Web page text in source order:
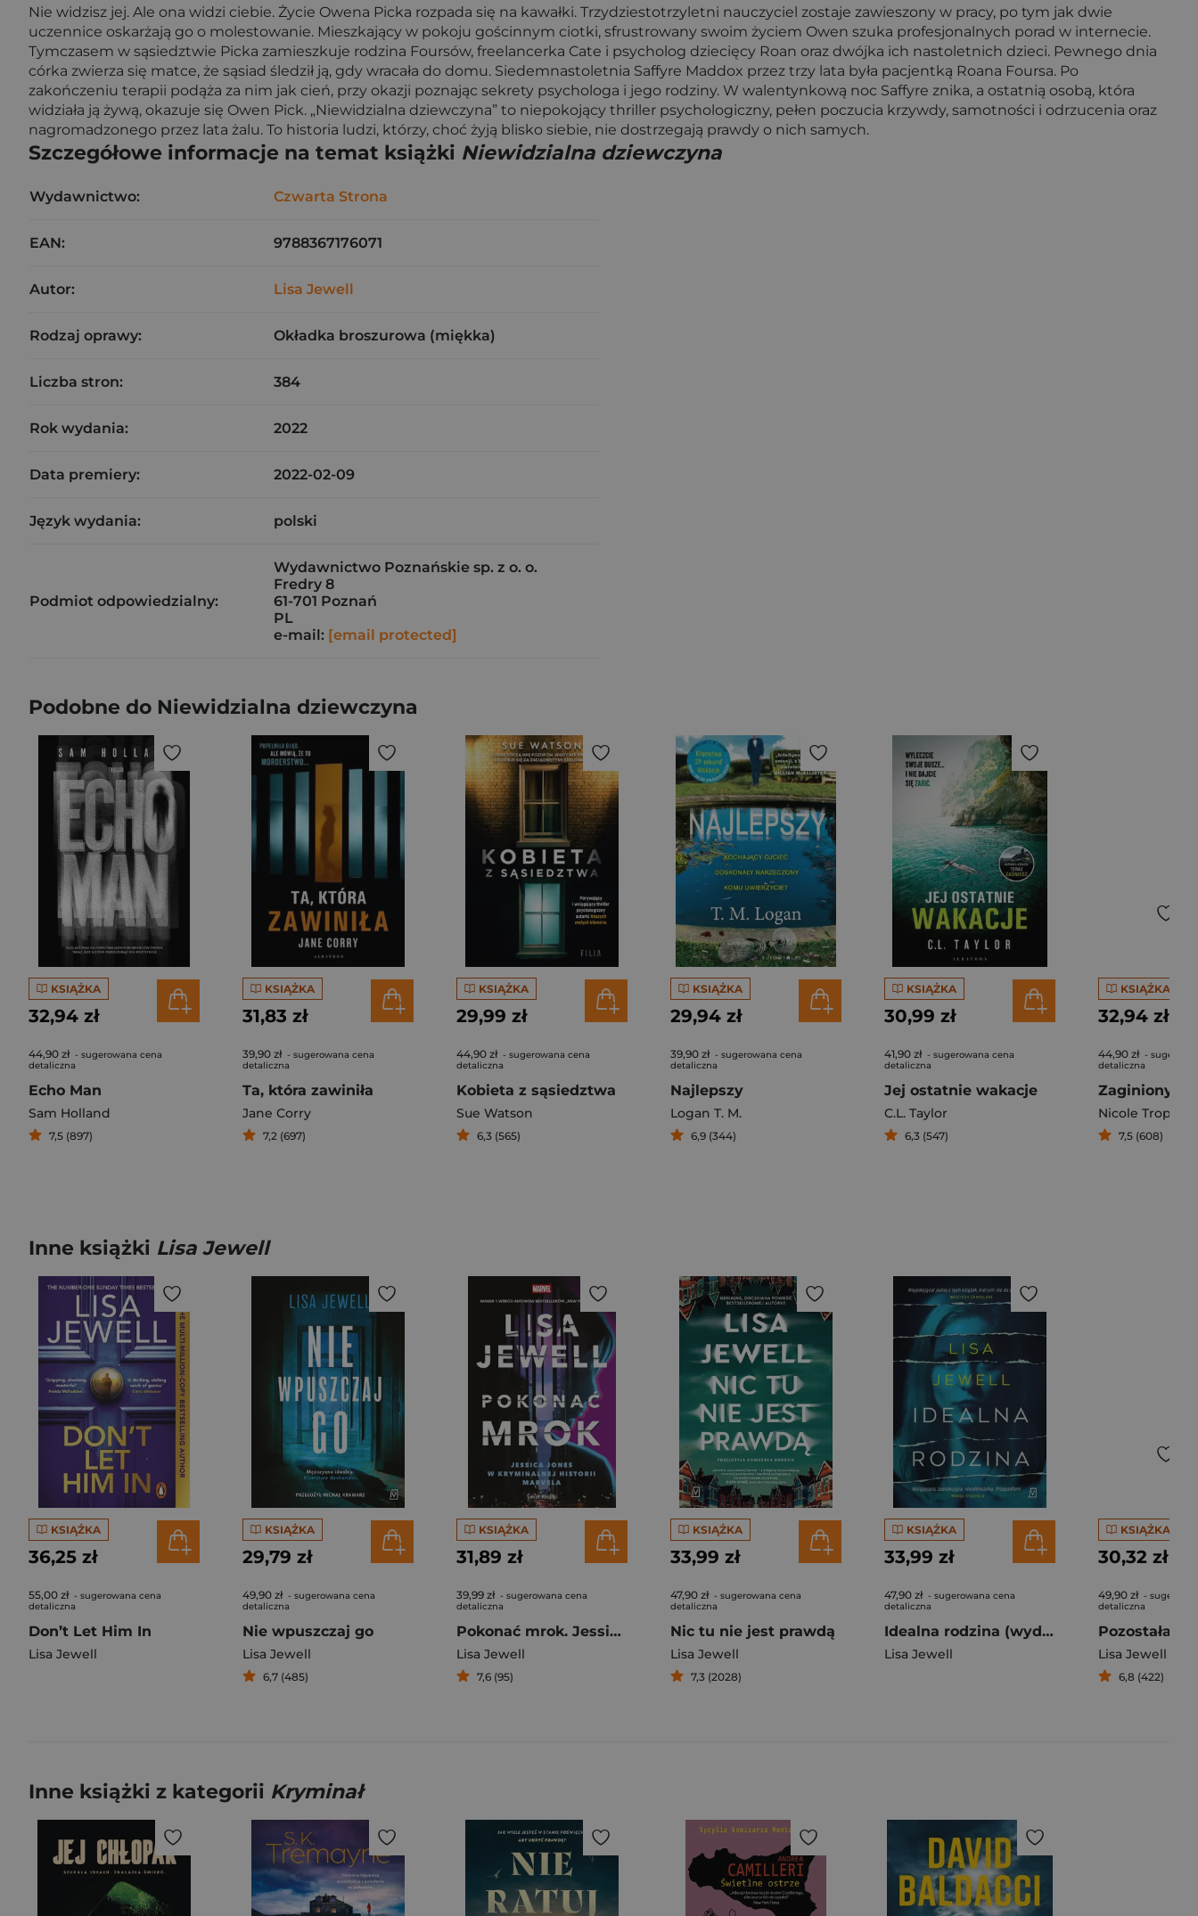
Nie widzisz jej. Ale ona widzi ciebie. Życie Owena Picka rozpada się na kawałki. Trzydziestotrzyletni nauczyciel zostaje zawieszony w pracy, po tym jak dwie
uczennice oskarżają go o molestowanie. Mieszkający w pokoju gościnnym ciotki, sfrustrowany swoim życiem Owen szuka profesjonalnych porad w internecie.
Tymczasem w sąsiedztwie Picka zamieszkuje rodzina Foursów, freelancerka Cate i psycholog dziecięcy Roan oraz dwójka ich nastoletnich dzieci. Pewnego dnia
córka zwierza się matce, że sąsiad śledził ją, gdy wracała do domu. Siedemnastoletnia Saffyre Maddox przez trzy lata była pacjentką Roana Foursa. Po
zakończeniu terapii podąża za nim jak cień, przy okazji poznając sekrety psychologa i jego rodziny. W walentynkową noc Saffyre znika, a ostatnią osobą, która
widziała ją żywą, okazuje się Owen Pick. „Niewidzialna dziewczyna” to niepokojący thriller psychologiczny, pełen poczucia krzywdy, samotności i odrzucenia oraz
nagromadzonego przez lata żalu. To historia ludzi, którzy, choć żyją blisko siebie, nie dostrzegają prawdy o nich samych.
Szczegółowe informacje na temat książki Niewidzialna dziewczyna
Wydawnictwo: Czwarta Strona
EAN: 9788367176071
Autor: Lisa Jewell
Rodzaj oprawy: Okładka broszurowa (miękka)
Liczba stron: 384
Rok wydania: 2022
Data premiery: 2022-02-09
Język wydania: polski
Podmiot odpowiedzialny:
Wydawnictwo Poznańskie sp. z o. o.
Fredry 8
61-701 Poznań
PL
e-mail: [email protected]
Podobne do Niewidzialna dziewczyna
KSIĄŻKA
32,94 zł
44,90 zł - sugerowana cena
detaliczna
Echo Man
Sam Holland
7,5 (897)
KSIĄŻKA
31,83 zł
39,90 zł - sugerowana cena
detaliczna
Ta, która zawiniła
Jane Corry
7,2 (697)
KSIĄŻKA
29,99 zł
44,90 zł - sugerowana cena
detaliczna
Kobieta z sąsiedztwa
Sue Watson
6,3 (565)
KSIĄŻKA
29,94 zł
39,90 zł - sugerowana cena
detaliczna
Najlepszy
Logan T. M.
6,9 (344)
KSIĄŻKA
30,99 zł
41,90 zł - sugerowana cena
detaliczna
Jej ostatnie wakacje
C.L. Taylor
6,3 (547)
KSIĄŻKA
32,94 zł
44,90 zł -
detaliczna
Zaginiony
Nicole Trope
7,5 (608)
Inne książki Lisa Jewell
KSIĄŻKA
36,25 zł
55,00 zł - sugerowana cena
detaliczna
Don’t Let Him In
Lisa Jewell
KSIĄŻKA
29,79 zł
49,90 zł - sugerowana cena
detaliczna
Nie wpuszczaj go
Lisa Jewell
6,7 (485)
KSIĄŻKA
31,89 zł
39,99 zł - sugerowana cena
detaliczna
Pokonać mrok. Jessica Jones w kryminalnej historii Marvela
Lisa Jewell
7,6 (95)
KSIĄŻKA
33,99 zł
47,90 zł - sugerowana cena
detaliczna
Nic tu nie jest prawdą
Lisa Jewell
7,3 (2028)
KSIĄŻKA
33,99 zł
47,90 zł - sugerowana cena
detaliczna
Idealna rodzina (wyd.2)
Lisa Jewell
KSIĄŻKA
30,32 zł
49,90 zł -
detaliczna
Pozostała
Lisa Jewell
6,8 (422)
Inne książki z kategorii Kryminał